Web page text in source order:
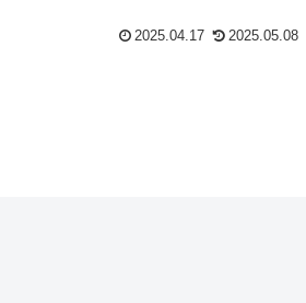
2025.04.17 2025.05.08